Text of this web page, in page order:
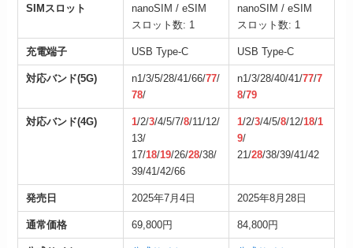
SIMスロット
nanoSIM / eSIM
スロット数: 1
nanoSIM / eSIM
スロット数: 1
充電端子 USB Type-C USB Type-C
対応バンド(5G) n1/3/5/28/41/66/77/
78/
n1/3/28/40/41/77/7
8/79
対応バンド(4G) 1/2/3/4/5/7/8/11/12/
13/
17/18/19/26/28/38/
39/41/42/66
1/2/3/4/5/8/12/18/1
9/
21/28/38/39/41/42
発売日 2025年7月4日 2025年8月28日
通常価格 69,800円 84,800円